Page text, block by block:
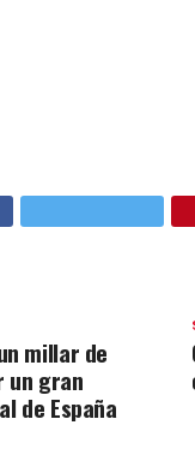
millar de
un gran
de España